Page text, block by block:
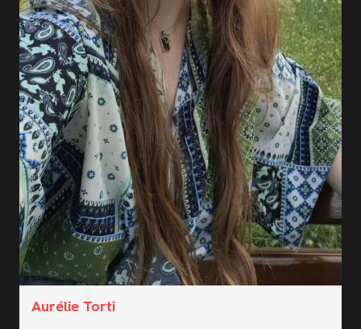
Aurélie Torti